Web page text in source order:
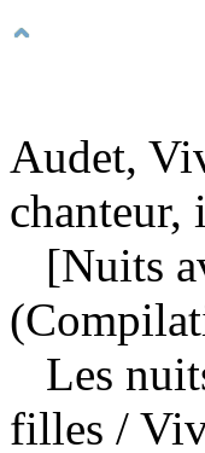
Audet,
chanteur,
[Nuits
Les
filles /